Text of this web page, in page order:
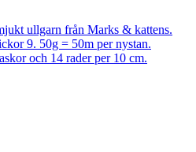
ullgarn från Marks & kattens.
9. 50g = 50m per nystan.
och 14 rader per 10 cm.